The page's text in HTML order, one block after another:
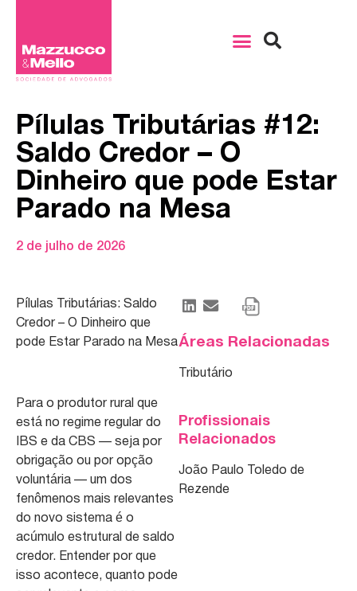
Pílulas Tributárias #12:
Saldo Credor – O
Dinheiro que pode Estar
Parado na Mesa
2 de julho de 2026
Pílulas Tributárias: Saldo
Credor – O Dinheiro que
pode Estar Parado na Mesa
Para o produtor rural que
está no regime regular do
IBS e da CBS — seja por
obrigação ou por opção
voluntária — um dos
fenômenos mais relevantes
do novo sistema é o
acúmulo estrutural de saldo
credor. Entender por que
isso acontece, quanto pode
Áreas Relacionadas
Tributário
Profissionais
Relacionados
João Paulo Toledo de
Rezende